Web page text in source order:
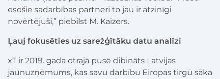
esošie sadarbības partneri to jau ir atzinīgi
novērtējuši,” piebilst M. Kaizers.
Ļauj fokusēties uz sarežģītāku datu analīzi
xT ir 2019. gada otrajā pusē dibināts Latvijas
jaunuzņēmums, kas savu darbību Eiropas tirgū sāka